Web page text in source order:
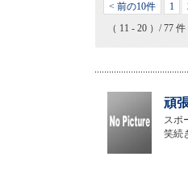
< 前の10件 1
（ 11 - 20 ）/ 77 件
頑
スポ
笑続